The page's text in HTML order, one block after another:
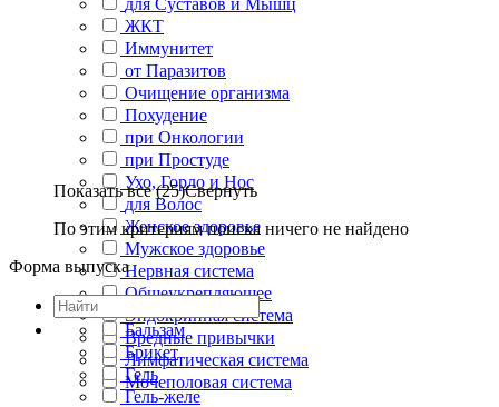
ЖКТ
Иммунитет
от Паразитов
Очищение организма
Похудение
при Онкологии
при Простуде
Ухо, Горло и Нос
для Волос
Женское здоровье
Мужское здоровье
Нервная система
Общеукрепляющее
Эндокринная система
Вредные привычки
Лимфатическая система
Мочеполовая система
Показать все (25)Свернуть
По этим критериям поиска ничего не найдено
Форма выпуска
Бальзам
Брикет
Гель
Гель-желе